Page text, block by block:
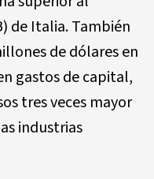
de Italia. También
de dólares en
gastos de capital,
tres veces mayor
industrias